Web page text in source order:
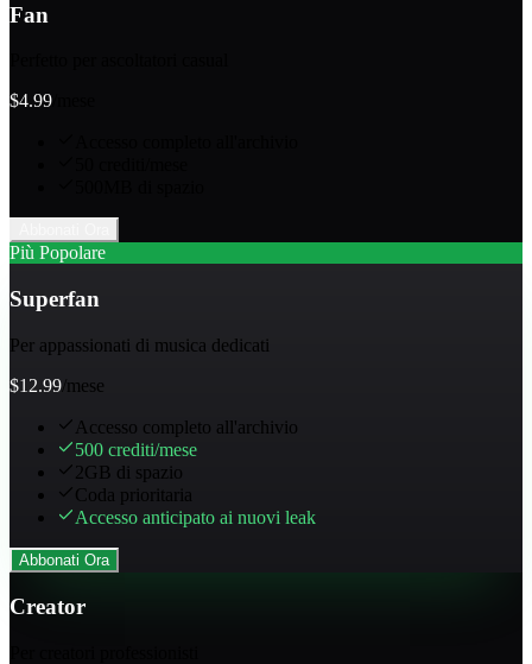
Fan
$4.99
Più Popolare
Superfan
Per appassionati di musica dedicati
$12.99/mese
Accesso completo all'archivio
500 crediti/mese
2GB di spazio
Coda prioritaria
Accesso anticipato ai nuovi leak
Abbonati Ora
Creator